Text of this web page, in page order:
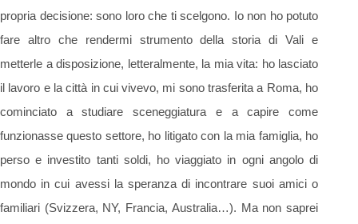
propria decisione: sono loro che ti scelgono. Io non ho potuto
fare altro che rendermi strumento della storia di Vali e
metterle a disposizione, letteralmente, la mia vita: ho lasciato
il lavoro e la città in cui vivevo, mi sono trasferita a Roma, ho
cominciato a studiare sceneggiatura e a capire come
funzionasse questo settore, ho litigato con la mia famiglia, ho
perso e investito tanti soldi, ho viaggiato in ogni angolo di
mondo in cui avessi la speranza di incontrare suoi amici o
familiari (Svizzera, NY, Francia, Australia…). Ma non saprei